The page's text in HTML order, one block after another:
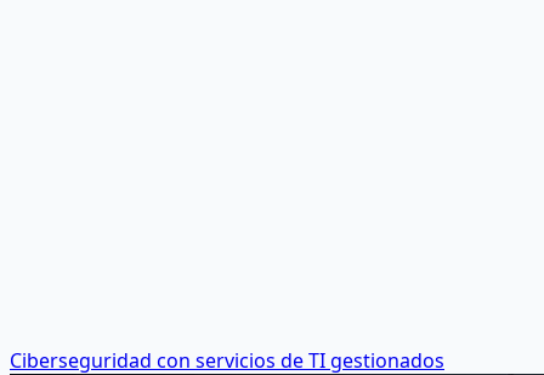
Ciberseguridad con servicios de TI gestionados